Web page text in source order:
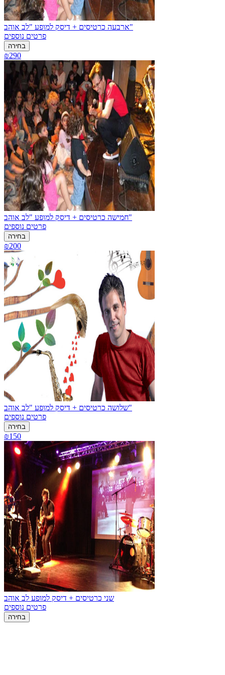
ארבעה כרטיסים + דיסק למופע "לב אוהב"
פרטים נוספים
בחירה
₪290
חמישה כרטיסים + דיסק למופע "לב אוהב"
פרטים נוספים
בחירה
₪200
שלושה כרטיסים + דיסק למופע "לב אוהב"
פרטים נוספים
בחירה
₪150
שני כרטיסים + דיסק למופע לב אוהב
פרטים נוספים
בחירה